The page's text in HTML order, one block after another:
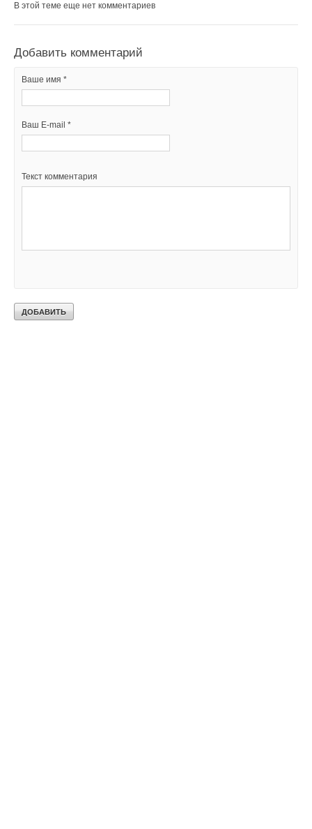
В этой теме еще нет комментариев
Добавить комментарий
Ваше имя *
Ваш E-mail *
Текст комментария